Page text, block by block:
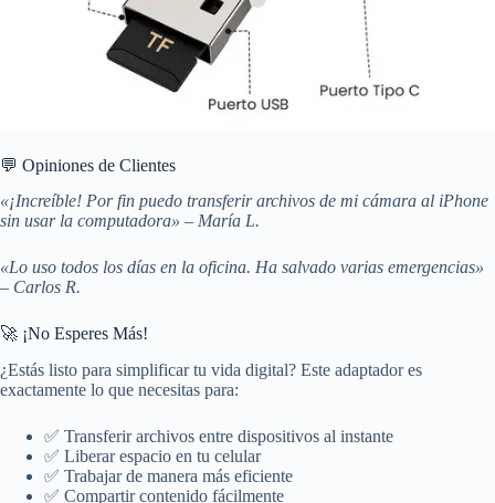
💬 Opiniones de Clientes
«¡Increíble! Por fin puedo transferir archivos de mi cámara al iPhone
sin usar la computadora» – María L.
«Lo uso todos los días en la oficina. Ha salvado varias emergencias»
– Carlos R.
🚀 ¡No Esperes Más!
¿Estás listo para simplificar tu vida digital? Este adaptador es
exactamente lo que necesitas para:
✅ Transferir archivos entre dispositivos al instante
✅ Liberar espacio en tu celular
✅ Trabajar de manera más eficiente
✅ Compartir contenido fácilmente